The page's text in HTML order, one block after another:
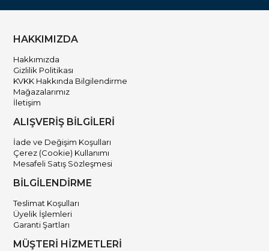
HAKKIMIZDA
Hakkımızda
Gizlilik Politikası
KVKK Hakkında Bilgilendirme
Mağazalarımız
İletişim
ALIŞVERİŞ BİLGİLERİ
İade ve Değişim Koşulları
Çerez (Cookie) Kullanımı
Mesafeli Satış Sözleşmesi
BİLGİLENDİRME
Teslimat Koşulları
Üyelik İşlemleri
Garanti Şartları
MÜŞTERİ HİZMETLERİ